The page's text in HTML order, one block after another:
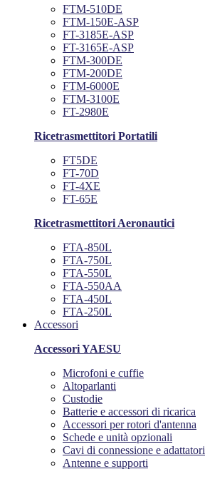
FTM-510DE
FTM-150E-ASP
FT-3185E-ASP
FT-3165E-ASP
FTM-300DE
FTM-200DE
FTM-6000E
FTM-3100E
FT-2980E
Ricetrasmettitori Portatili
FT5DE
FT-70D
FT-4XE
FT-65E
Ricetrasmettitori Aeronautici
FTA-850L
FTA-750L
FTA-550L
FTA-550AA
FTA-450L
FTA-250L
Accessori
Accessori YAESU
Microfoni e cuffie
Altoparlanti
Custodie
Batterie e accessori di ricarica
Accessori per rotori d'antenna
Schede e unità opzionali
Cavi di connessione e adattatori
Antenne e supporti